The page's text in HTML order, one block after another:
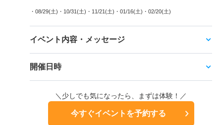
・08/29(土) ・10/31(土) ・11/21(土) ・01/16(土) ・02/20(土)
イベント内容・メッセージ
開催日時
＼少しでも気になったら、まずは体験！／
今すぐイベントを予約する